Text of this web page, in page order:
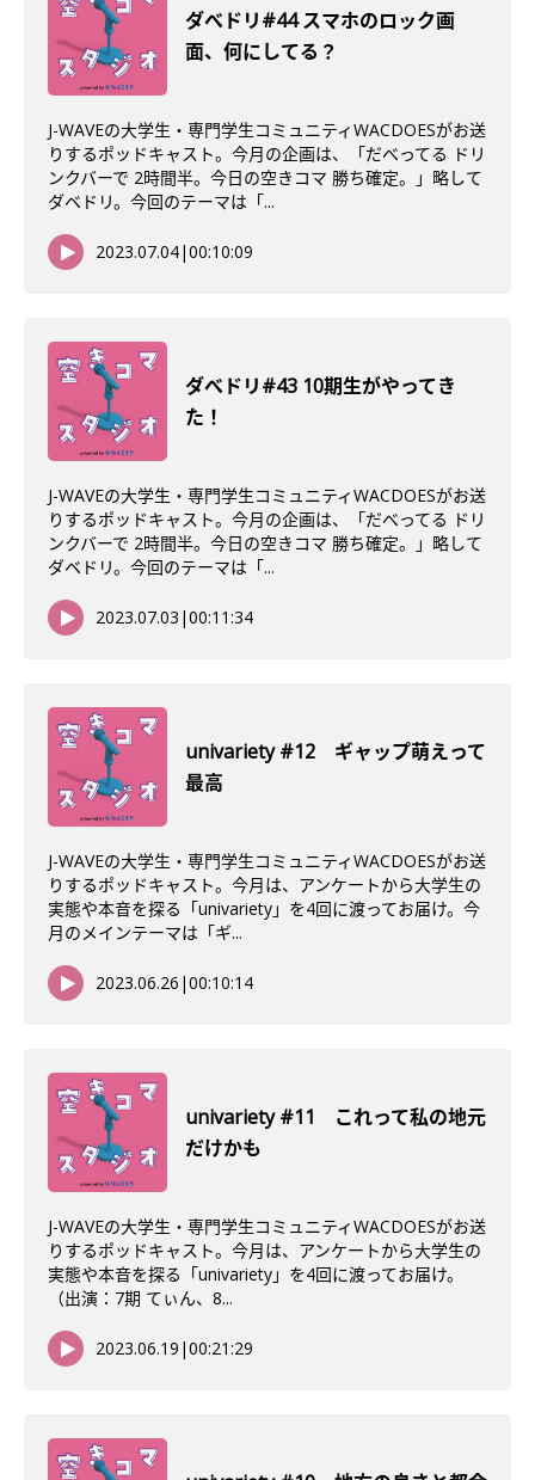
ダべドリ#44 スマホのロック画
面、何にしてる？
J-WAVEの大学生・専門学生コミュニティWACDOESがお送
りするポッドキャスト。今月の企画は、「だべってる ドリ
ンクバーで 2時間半。今日の空きコマ 勝ち確定。」略して
ダベドリ。今回のテーマは「...
2023.07.04|00:10:09
ダべドリ#43 10期生がやってき
た！
J-WAVEの大学生・専門学生コミュニティWACDOESがお送
りするポッドキャスト。今月の企画は、「だべってる ドリ
ンクバーで 2時間半。今日の空きコマ 勝ち確定。」略して
ダベドリ。今回のテーマは「...
2023.07.03 |00:11:34
univariety #12 ギャップ萌えって
最高
J-WAVEの大学生・専門学生コミュニティWACDOESがお送
りするポッドキャスト。今月は、アンケートから大学生の
実態や本音を探る「univariety」を4回に渡ってお届け。今
月のメインテーマは「ギ...
2023.06.26 |00:10:14
univariety #11 これって私の地元
だけかも
J-WAVEの大学生・専門学生コミュニティWACDOESがお送
りするポッドキャスト。今月は、アンケートから大学生の
実態や本音を探る「univariety」を4回に渡ってお届け。
（出演：7期 てぃん、8...
2023.06.19 |00:21:29